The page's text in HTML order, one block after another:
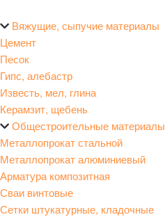
Вяжущие, сыпучие материалы
Цемент
Песок
Гипс, алебастр
Известь, мел, глина
Керамзит, щебень
Общестроительные материалы
Металлопрокат стальной
Металлопрокат алюминиевый
Арматура композитная
Сваи винтовые
Сетки штукатурные, кладочные